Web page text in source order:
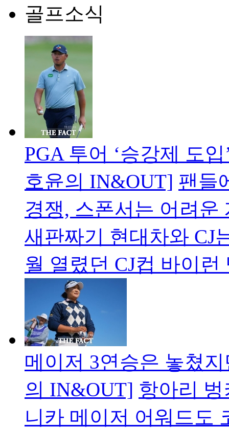
골프소식
PGA 투어 ‘승강제 도
호윤의 IN&OUT] 팬들
경쟁, 스폰서는 어려운
새판짜기 현대차와 CJ
월 열렸던 CJ컵 바이런
메이저 3연승은 놓쳤
의 IN&OUT] 항아리
니카 메이저 어워드도